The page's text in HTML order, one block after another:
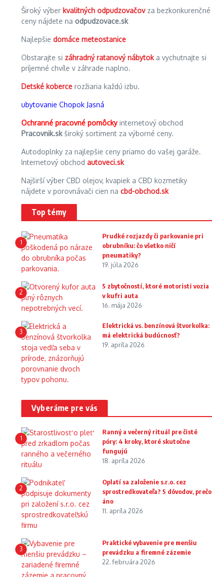
Široký výber kvalitných odpudzovačovza bezkonkurenčné
ceny nájdete na odpudzovace.sk
Najlepšie domáce meteostanice
Obstarajte si záhradný ratanový nábytoka vychutnajte si
príjemné chvíle v záhrade naplno.
Detské koberce rozžiaria každú izbu.
ubytovanie Chopok Jasná
Ochranné pracovné pomôckyinternetový obchod
Pracovnik.skširoký sortiment za výborné ceny.
Autodoplnky za najlepšie ceny priamo do vašej garáže.
Internetový obchod autoveci.sk
Najširší výber CBD olejov, kvapiek a CBD kozmetiky
nájdete v porovnávači cien na cbd-obchod.sk
Top témy
1
Prudké rozjazdy či parkovanie pri
obrubníku: čo všetko ničí
pneumatiky?
19. júla 2026
2
5 zbytočností, ktoré motoristi vozia
v kufri auta
16. mája 2026
3
Elektrická vs. benzínová štvorkolka:
má elektrická budúcnosť?
19. apríla 2026
Vyberáme pre vás
1
Ranný a večerný rituál pre čisté
póry: 4 kroky, ktoré skutočne
fungujú
18. apríla 2026
2
Oplatí sa založenie s.r.o. cez
sprostredkovateľa? 5 dôvodov, prečo
áno
11. apríla 2026
3
Praktické vybavenie pre menšiu
prevádzku a firemné zázemie
22. februára 2026